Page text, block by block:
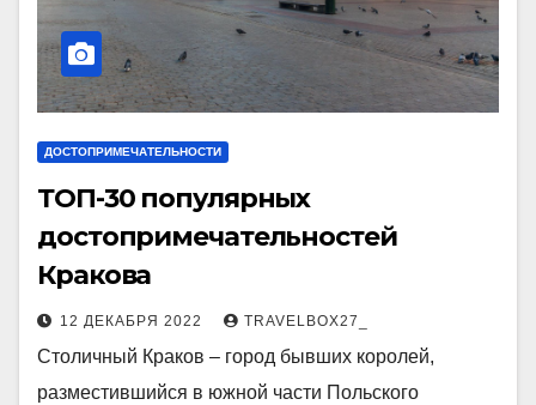
ДОСТОПРИМЕЧАТЕЛЬНОСТИ
ТОП-30 популярных
достопримечательностей
Кракова
12 ДЕКАБРЯ 2022 TRAVELBOX27_
Столичный Краков – город бывших королей,
разместившийся в южной части Польского